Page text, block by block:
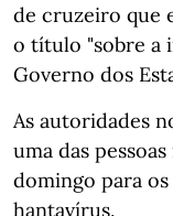
de cruzeiro que
o título "sobre a
Governo dos
As autoridades
uma das
domingo para
hantavírus.